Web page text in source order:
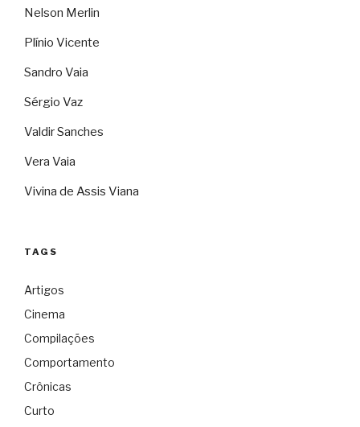
Nelson Merlin
Plínio Vicente
Sandro Vaia
Sérgio Vaz
Valdir Sanches
Vera Vaia
Vivina de Assis Viana
TAGS
Artigos
Cinema
Compilações
Comportamento
Crônicas
Curto